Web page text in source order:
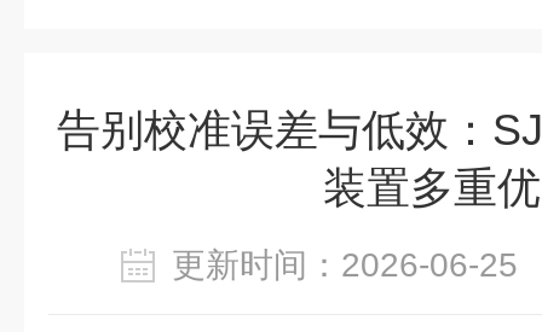
告别校准误差与低效：
装置多重
更新时间：2026-06-